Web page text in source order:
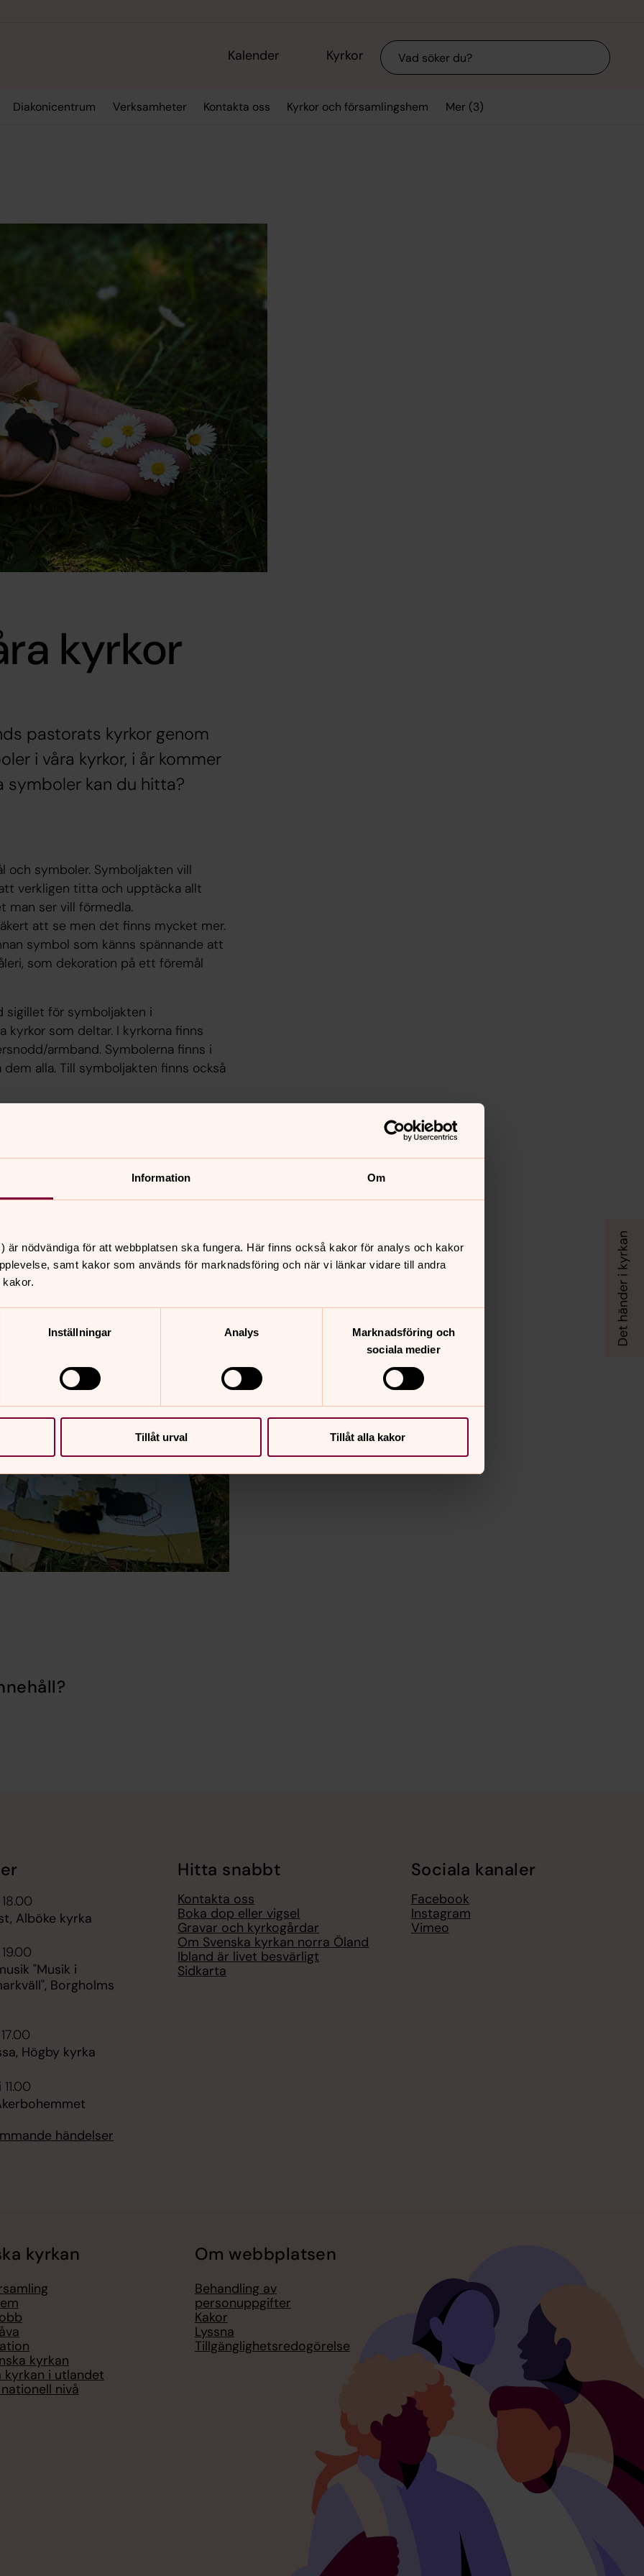
Information Om
är nödvändiga för att webbplatsen ska fungera. Här finns också kakor för analys och kakor
samt kakor som används för marknadsföring och när vi länkar vidare till andra
Inställningar Analys
Marknadsföring och
sociala medier
Tillåt urval Tillåt alla kakor
Kalender Kyrkor Sök
Diakonicentrum Verksamheter Kontakta oss Kyrkor och församlingshem Mer (3)
kyrkor
pastorats kyrkor genom
i våra kyrkor, i år kommer
symboler kan du hitta?
och symboler. Symboljakten vill
verkligen titta och upptäcka allt
man ser vill förmedla.
att se men det finns mycket mer.
symbol som känns spännande att
som dekoration på ett föremål
sigillet för symboljakten i
kyrkor som deltar. I kyrkorna finns
armband. Symbolerna finns i
alla. Till symboljakten finns också
kyrkliga kulturarv. Besök
museum och läs gärna mer i våra
Metaller i helig tjänst!
kulturarv!
Alböke kyrka
"Musik i
Borgholms
Högby kyrka
händelser
Hitta snabbt
Kontakta oss
Boka dop eller vigsel
Gravar och kyrkogårdar
Om Svenska kyrkan norra Öland
Ibland är livet besvärligt
Sidkarta
Sociala kanaler
Facebook
Instagram
Vimeo
kyrkan
kyrkan
kyrkan i utlandet
nivå
Om webbplatsen
Behandling av
personuppgifter
Kakor
Lyssna
Tillgänglighetsredogörelse